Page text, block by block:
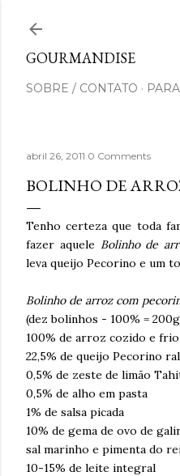
GOURMANDISE
SOBRE / CONTATO
abril 26, 2011 0 Comments
BOLINHO DE
Tenho certeza que toda
fazer aquele Bolinho de
leva queijo Pecorino e um
Bolinho de arroz com
(dez bolinhos - 100% =
100% de arroz cozido e frio
22,5% de queijo Pecorino
0,5% de zeste de limão
0,5% de alho em pasta
1% de salsa picada
10% de gema de ovo de
sal marinho e pimenta do
10-15% de leite integral